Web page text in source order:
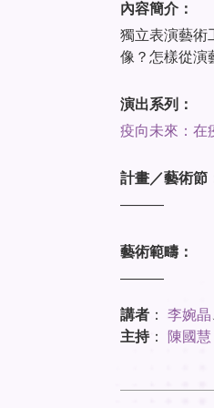
內容簡介：
獨立表演藝術
像？怎樣從演
演出系列：
疫向未來：在
計畫／藝術節
———
藝術範疇：
———
講者 ： 李婉晶
主持： 陳國慧